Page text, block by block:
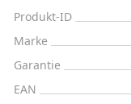
Produkt-ID
Marke
Garantie
EAN